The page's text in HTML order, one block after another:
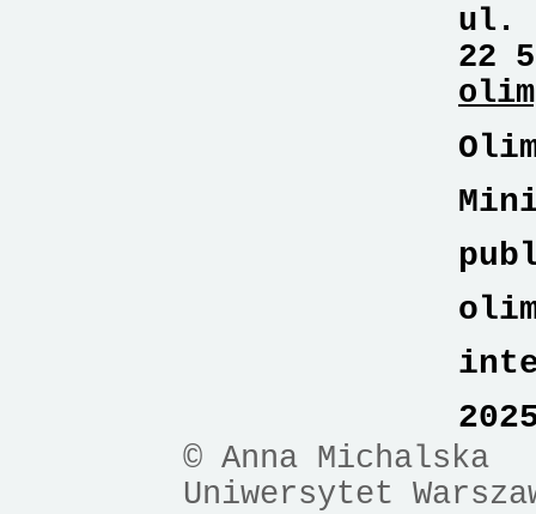
ul.
22
© Anna Michalska
Uniwersytet